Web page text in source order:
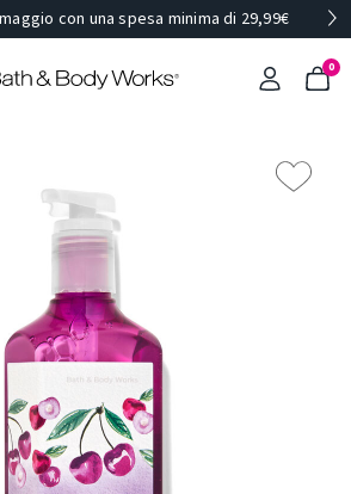
con una spesa minima di 29,99€
0